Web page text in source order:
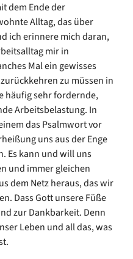
dem Ende der
Alltag, das über
ich erinnere mich daran,
mir in
Mal ein gewisses
zu müssen in
häufig sehr fordernde,
Arbeitsbelastung. In
das Psalmwort vor
uns aus der Enge
Es kann und will uns
und immer gleichen
dem Netz heraus, das wir
Dass Gott unsere Füße
zur Dankbarkeit. Denn
Leben und all das, was